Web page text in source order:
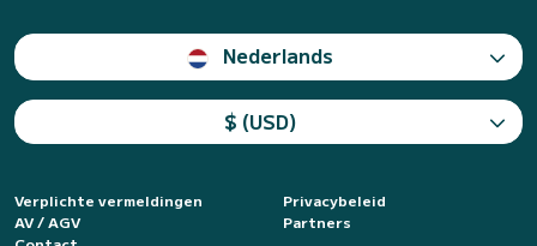
Nederlands
$ (USD)
Verplichte vermeldingen
Privacybeleid
AV / AGV
Partners